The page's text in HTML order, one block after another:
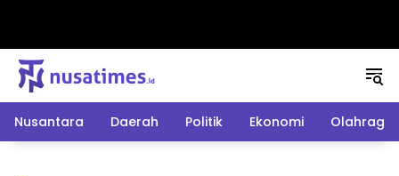
Nusantara Daerah Politik Ekonomi Olahraga